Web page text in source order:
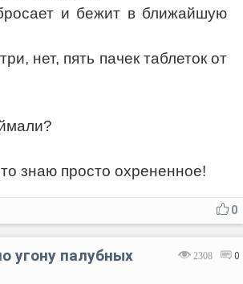
и бежит в ближайшую
нет, пять пачек таблеток от
знаю просто охрененное!
0
2308 0
угону палубных